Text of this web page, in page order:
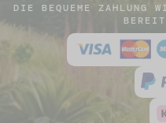
DIE BEQUEME ZAHLUNG